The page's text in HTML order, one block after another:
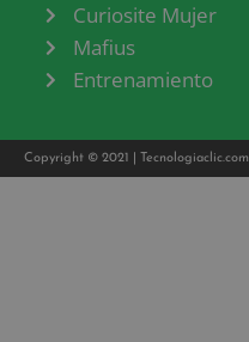
Curiosite Mujer
Mafius
Entrenamiento
Copyright © 2021 | Tecnologiaclic.com